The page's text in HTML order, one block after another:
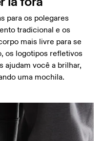
para os polegares
tradicional e os
mais livre para se
os logotipos refletivos
ajudam você a brilhar,
uma mochila.